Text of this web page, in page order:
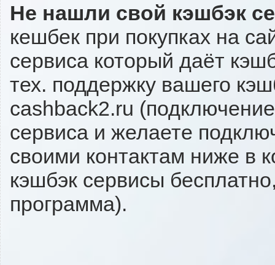
Не нашли свой кэшбэк
кешбек при покупках на
сервиса который даёт
тех. поддержку вашего
cashback2.ru
сервиса и желаете
своими контактам ниже в
кэшбэк сервисы
программа).